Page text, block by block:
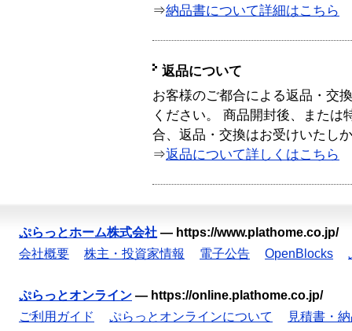
⇒納品書について詳細はこちら
返品について
お客様のご都合による返品・交
ください。 商品開封後、または
合、返品・交換はお受けいたし
⇒返品について詳しくはこちら
ぷらっとホーム株式会社 — https://www.plathome.co.jp/
会社概要
株主・投資家情報 電子公告 OpenBlocks
ぷらっとオンライン — https://online.plathome.co.jp/
ご利用ガイド
ぷらっとオンラインについて
見積書・